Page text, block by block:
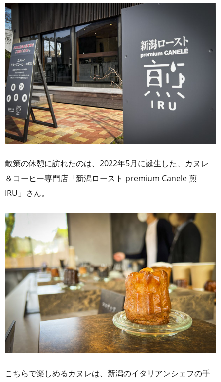
散策の休憩に訪れたのは、2022年5月に誕生した、カヌレ
＆コーヒー専門店「新潟ロースト premium Canele 煎
IRU」さん。
こちらで楽しめるカヌレは、新潟のイタリアンシェフの手